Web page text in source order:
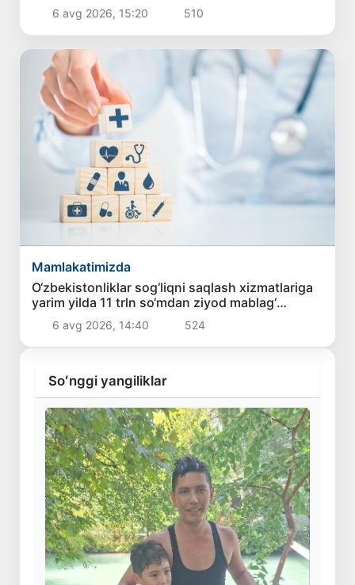
berilishi mumkin
6 avg 2026, 15:20 510
Mamlakatimizda
O‘zbekistonliklar sog‘liqni saqlash xizmatlariga
yarim yilda 11 trln so‘mdan ziyod mablag‘
sarfladi
6 avg 2026, 14:40 524
Soʻnggi yangiliklar